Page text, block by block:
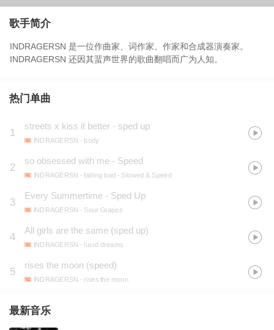
歌手简介
INDRAGERSN 是一位作曲家、词作家、作家和合成器演奏家。
INDRAGERSN 还因其蜚声世界的歌曲翻唱而广为人知。
热门单曲
1
streets x kiss it better - sped up
INDRAGERSN - body
2
so obsessed with me - Speed
INDRAGERSN - falling bad - Slowed & Speed
3
Every Summertime - Sped Up
INDRAGERSN - Sour Grapes
4
All girls are the same (sped up)
INDRAGERSN - lucid dreams
5
rises the moon (speed)
INDRAGERSN - rises the moon
最新音乐